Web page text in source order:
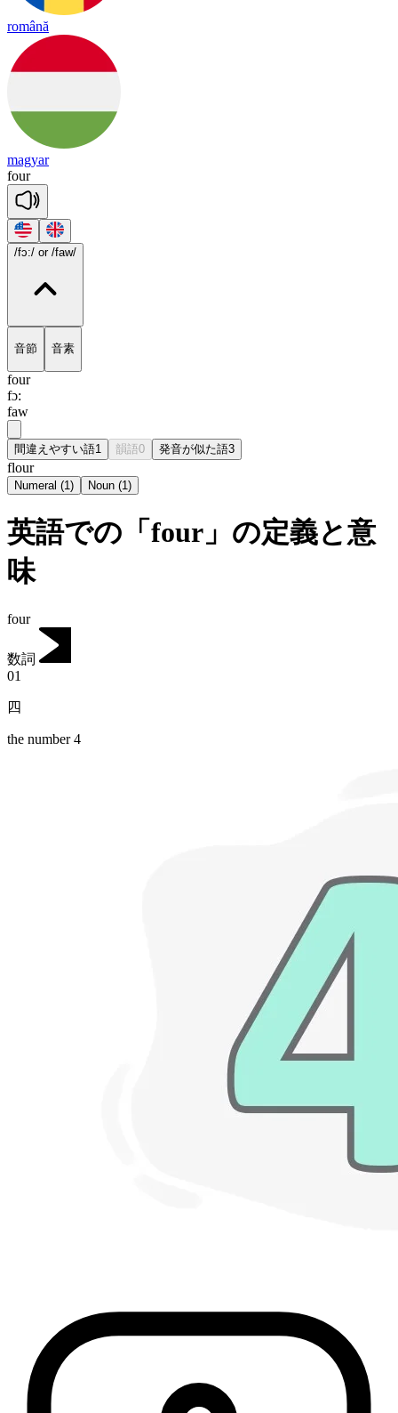
română
magyar
four
/fɔ:/ or /faw/
音節 音素
four
fɔ:
faw
間違えやすい語1 韻語0 発音が似た語3
flour
Numeral (1) Noun (1)
英語での「four」の定義と意
味
four
数詞
01
四
the number 4